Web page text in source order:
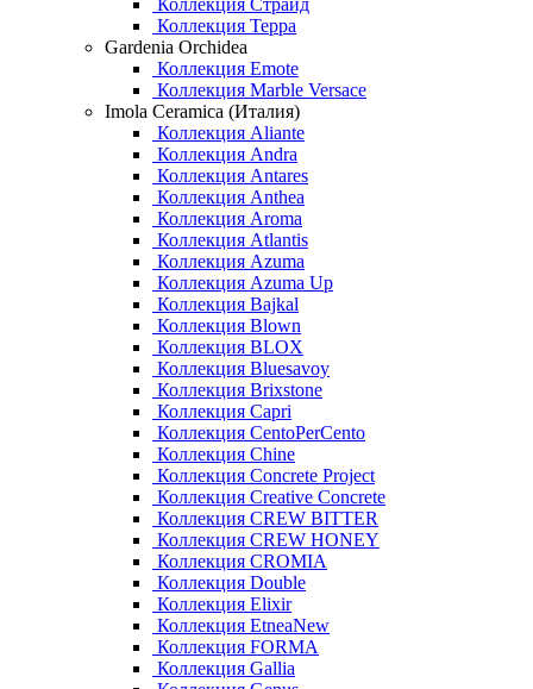
Коллекция Страйд
Коллекция Терра
Gardenia Orchidea
Коллекция Emote
Коллекция Marble Versace
Imola Ceramica (Италия)
Коллекция Aliante
Коллекция Andra
Коллекция Antares
Коллекция Anthea
Коллекция Aroma
Коллекция Atlantis
Коллекция Azuma
Коллекция Azuma Up
Коллекция Bajkal
Коллекция Blown
Коллекция BLOX
Коллекция Bluesavoy
Коллекция Brixstone
Коллекция Capri
Коллекция CentoPerCento
Коллекция Chine
Коллекция Concrete Project
Коллекция Creative Concrete
Коллекция CREW BITTER
Коллекция CREW HONEY
Коллекция CROMIA
Коллекция Double
Коллекция Elixir
Коллекция EtneaNew
Коллекция FORMA
Коллекция Gallia